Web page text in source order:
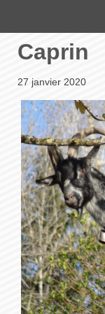
Caprin
27 janvier 2020